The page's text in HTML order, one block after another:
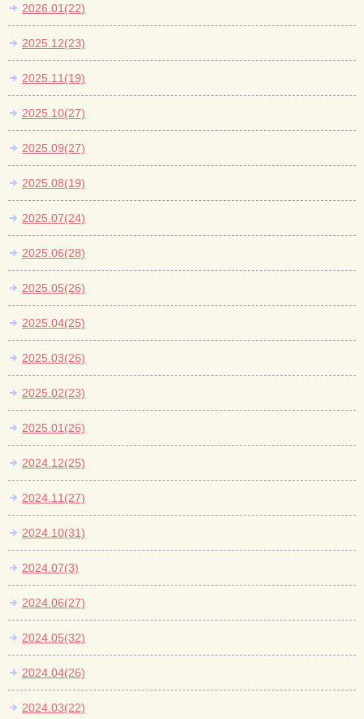
2026.01(22)
2025.12(23)
2025.11(19)
2025.10(27)
2025.09(27)
2025.08(19)
2025.07(24)
2025.06(28)
2025.05(26)
2025.04(25)
2025.03(26)
2025.02(23)
2025.01(26)
2024.12(25)
2024.11(27)
2024.10(31)
2024.07(3)
2024.06(27)
2024.05(32)
2024.04(26)
2024.03(22)